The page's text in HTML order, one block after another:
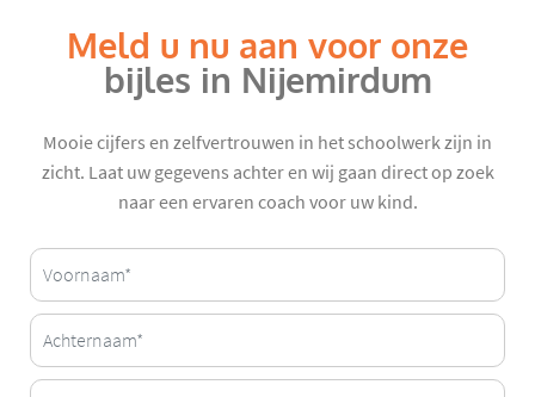
Meld u nu aan voor onze
bijles in Nijemirdum
Mooie cijfers en zelfvertrouwen in het schoolwerk zijn in
zicht. Laat uw gegevens achter en wij gaan direct op zoek
naar een ervaren coach voor uw kind.